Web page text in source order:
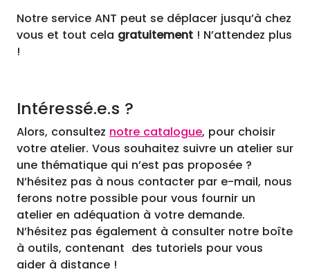
Notre service ANT peut se déplacer jusqu’à chez
vous et tout cela gratuitement ! N’attendez plus
!
Intéressé.e.s ?
Alors, consultez notre catalogue, pour choisir
votre atelier. Vous souhaitez suivre un atelier sur
une thématique qui n’est pas proposée ?
N’hésitez pas à nous contacter par e-mail, nous
ferons notre possible pour vous fournir un
atelier en adéquation à votre demande.
N’hésitez pas également à consulter notre boîte
à outils, contenant des tutoriels pour vous
aider à distance !